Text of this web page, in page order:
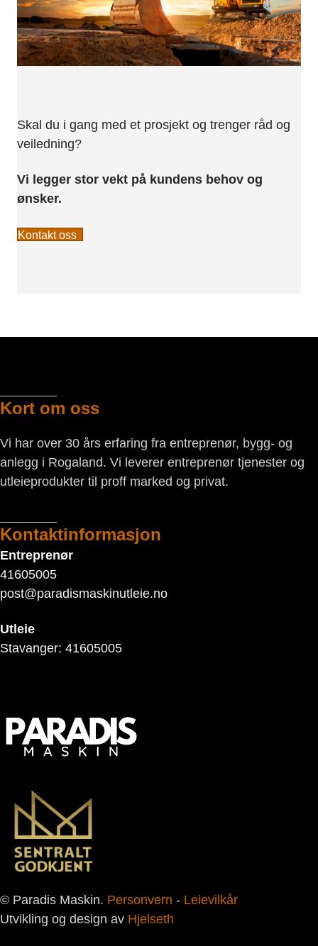
Skal du i gang med et prosjekt og trenger råd og
veiledning?
Vi legger stor vekt på kundens behov og
ønsker.
Kontakt oss
Kort om oss
Vi har over 30 års erfaring fra entreprenør, bygg- og
anlegg i Rogaland. Vi leverer entreprenør tjenester og
utleieprodukter til proff marked og privat.
Kontaktinformasjon
Entreprenør
41605005
post@paradismaskinutleie.no
Utleie
Stavanger: 41605005
© Paradis Maskin. Personvern - Leievilkår
Utvikling og design av Hjelseth